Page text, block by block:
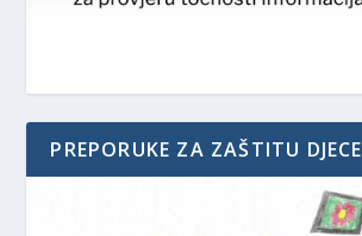
PREPORUKE ZA ZAŠTITU DJECE